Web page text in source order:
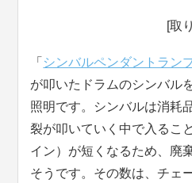
[取
「 シンバルペンダントラン
が叩いたドラムのシンバル
照明です。シンバルは消耗
裂が叩いていく中で入るこ
イン）が短くなるため、廃
そうです。その数は、チェ